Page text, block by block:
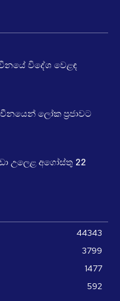
විදේශ වෙළඳ
ලෝක ප්‍රජාවට
උලෙළ අගෝස්තු 22
44343
3799
1477
592